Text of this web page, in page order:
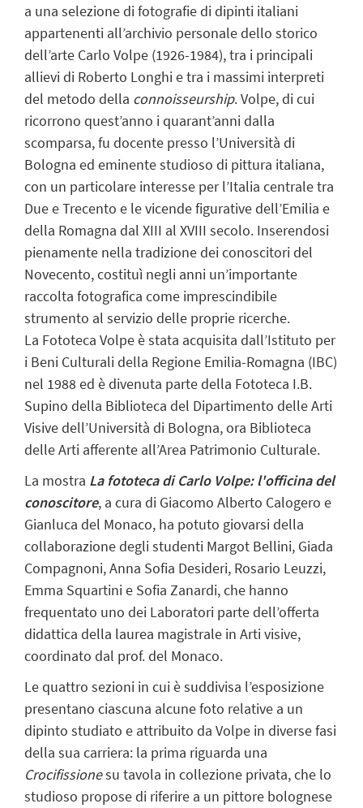
a una selezione di fotografie di dipinti italiani
appartenenti all’archivio personale dello storico
dell’arte Carlo Volpe (1926-1984), tra i principali
allievi di Roberto Longhi e tra i massimi interpreti
del metodo della connoisseurship. Volpe, di cui
ricorrono quest’anno i quarant’anni dalla
scomparsa, fu docente presso l’Università di
Bologna ed eminente studioso di pittura italiana,
con un particolare interesse per l’Italia centrale tra
Due e Trecento e le vicende figurative dell’Emilia e
della Romagna dal XIII al XVIII secolo. Inserendosi
pienamente nella tradizione dei conoscitori del
Novecento, costituì negli anni un’importante
raccolta fotografica come imprescindibile
strumento al servizio delle proprie ricerche.
La Fototeca Volpe è stata acquisita dall’Istituto per
i Beni Culturali della Regione Emilia-Romagna (IBC)
nel 1988 ed è divenuta parte della Fototeca I.B.
Supino della Biblioteca del Dipartimento delle Arti
Visive dell’Università di Bologna, ora Biblioteca
delle Arti afferente all’Area Patrimonio Culturale.
La mostra La fototeca di Carlo Volpe: l'officina del
conoscitore, a cura di Giacomo Alberto Calogero e
Gianluca del Monaco, ha potuto giovarsi della
collaborazione degli studenti Margot Bellini, Giada
Compagnoni, Anna Sofia Desideri, Rosario Leuzzi,
Emma Squartini e Sofia Zanardi, che hanno
frequentato uno dei Laboratori parte dell’offerta
didattica della laurea magistrale in Arti visive,
coordinato dal prof. del Monaco.
Le quattro sezioni in cui è suddivisa l’esposizione
presentano ciascuna alcune foto relative a un
dipinto studiato e attribuito da Volpe in diverse fasi
della sua carriera: la prima riguarda una
Crocifissionesu tavola in collezione privata, che lo
studioso propose di riferire a un pittore bolognese